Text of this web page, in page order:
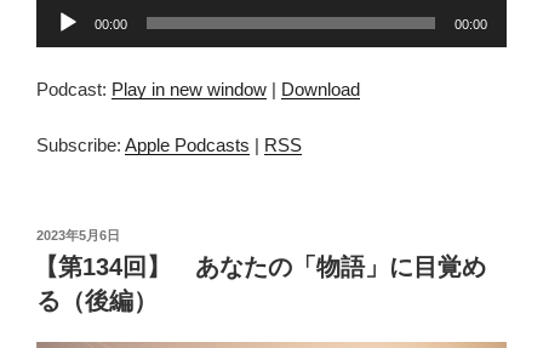
レ
ヤ
00:00 00:00
Podcast: Play in new window | Download
Subscribe: Apple Podcasts | RSS
投
日:
2023年5月6日
【第134回】 あなたの「物語」に目覚め
る（後編）